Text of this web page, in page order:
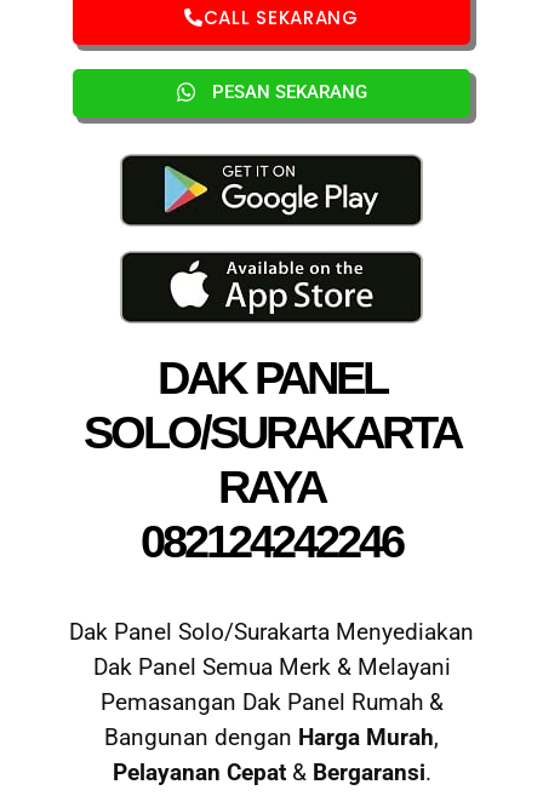
DAK PANEL
SOLO/SURAKARTA
RAYA
082124242246
Dak Panel Solo/Surakarta Menyediakan
Dak Panel Semua Merk & Melayani
Pemasangan Dak Panel Rumah &
Bangunan dengan Harga Murah,
Pelayanan Cepat& Bergaransi.
CALL SEKARANG
PESAN SEKARANG